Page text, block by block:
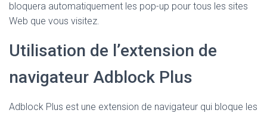
bloquera automatiquement les pop-up pour tous les sites
Web que vous visitez.
Utilisation de l’extension de
navigateur Adblock Plus
Adblock Plus est une extension de navigateur qui bloque les